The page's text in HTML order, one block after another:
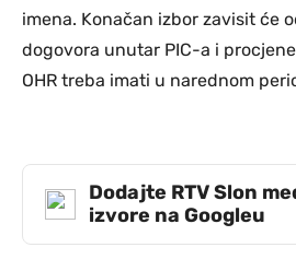
imena. Konačan izbor zavisit će
dogovora unutar PIC-a i
OHR treba imati u narednom
Dodajte RTV Slon
izvore na Googleu